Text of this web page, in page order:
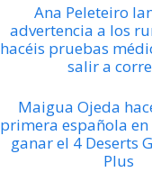
Ana Peleteiro
advertencia a los
hacéis pruebas
salir a
Maigua Ojeda
primera española
ganar el 4 Deserts
Plus